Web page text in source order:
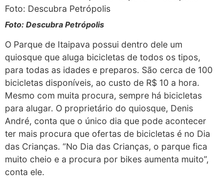
Foto: Descubra Petrópolis
O Parque de Itaipava possui dentro dele um
quiosque que aluga bicicletas de todos os tipos,
para todas as idades e preparos. São cerca de 100
bicicletas disponíveis, ao custo de R$ 10 a hora.
Mesmo com muita procura, sempre há bicicletas
para alugar. O proprietário do quiosque, Denis
André, conta que o único dia que pode acontecer
ter mais procura que ofertas de bicicletas é no Dia
das Crianças. “No Dia das Crianças, o parque fica
muito cheio e a procura por bikes aumenta muito”,
conta ele.